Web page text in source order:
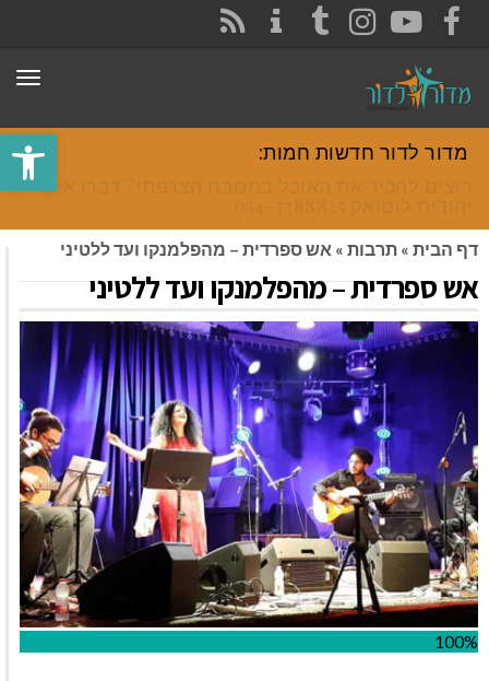
פתח
FACEBOOK
YOUTUBE
INSTAGRAM
TUMBLR
מדור לדור חדשות חמות:
רוצים להכיר את האוכל במטבח הצרפתי? דברו איתי
דף הבית » תרבות » אש ספרדית – מהפלמנקו ועד ללטיני
אש ספרדית – מהפלמנקו ועד ללטיני
100%